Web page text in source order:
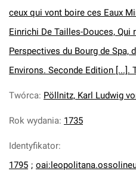
ceux qui vont boire ces Eaux
Einrichi De Tailles-Douces, Qui
Perspectives du Bourg de Spa,
Environs. Seconde Edition [...].
Twórca: Pöllnitz, Karl Ludwig
Rok wydania: 1735
Identyfikator:
1795 ;